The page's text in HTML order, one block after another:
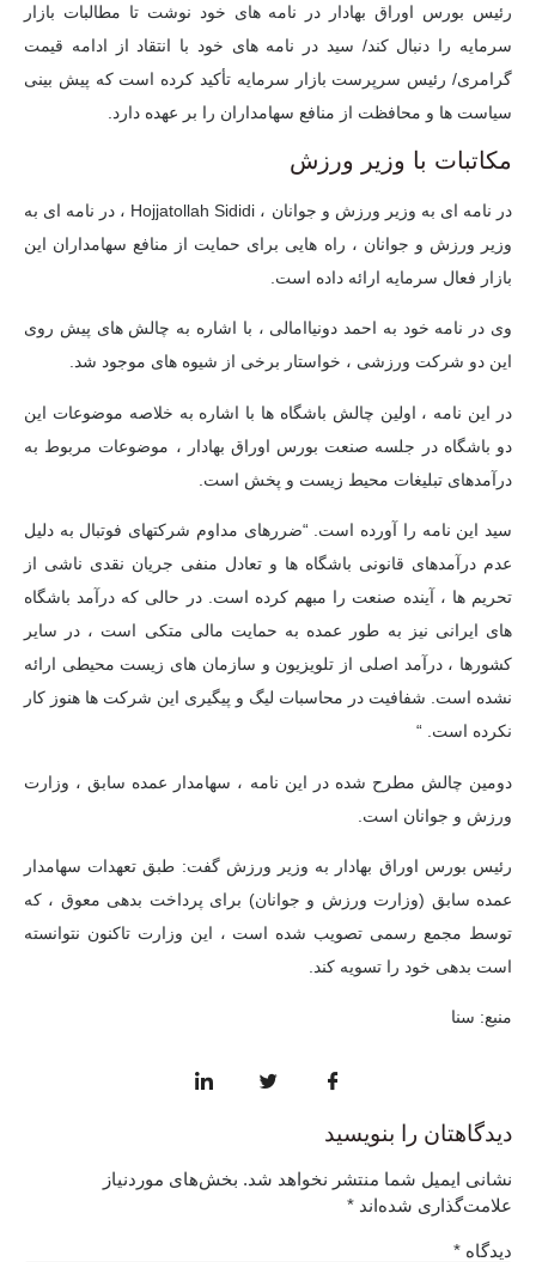
رئیس بورس اوراق بهادار در نامه های خود نوشت تا مطالبات بازار
سرمایه را دنبال کند/ سید در نامه های خود با انتقاد از ادامه قیمت
گرامری/ رئیس سرپرست بازار سرمایه تأکید کرده است که پیش بینی
سیاست ها و محافظت از منافع سهامداران را بر عهده دارد.
مکاتبات با وزیر ورزش
در نامه ای به وزیر ورزش و جوانان ، Hojjatollah Sididi ، در نامه ای به
وزیر ورزش و جوانان ، راه هایی برای حمایت از منافع سهامداران این
بازار فعال سرمایه ارائه داده است.
وی در نامه خود به احمد دونیاامالی ، با اشاره به چالش های پیش روی
این دو شرکت ورزشی ، خواستار برخی از شیوه های موجود شد.
در این نامه ، اولین چالش باشگاه ها با اشاره به خلاصه موضوعات این
دو باشگاه در جلسه صنعت بورس اوراق بهادار ، موضوعات مربوط به
درآمدهای تبلیغات محیط زیست و پخش است.
سید این نامه را آورده است. “ضررهای مداوم شرکتهای فوتبال به دلیل
عدم درآمدهای قانونی باشگاه ها و تعادل منفی جریان نقدی ناشی از
تحریم ها ، آینده صنعت را مبهم کرده است. در حالی که درآمد باشگاه
های ایرانی نیز به طور عمده به حمایت مالی متکی است ، در سایر
کشورها ، درآمد اصلی از تلویزیون و سازمان های زیست محیطی ارائه
نشده است. شفافیت در محاسبات لیگ و پیگیری این شرکت ها هنوز کار
نکرده است. “
دومین چالش مطرح شده در این نامه ، سهامدار عمده سابق ، وزارت
ورزش و جوانان است.
رئیس بورس اوراق بهادار به وزیر ورزش گفت: طبق تعهدات سهامدار
عمده سابق (وزارت ورزش و جوانان) برای پرداخت بدهی معوق ، که
توسط مجمع رسمی تصویب شده است ، این وزارت تاکنون نتوانسته
است بدهی خود را تسویه کند.
منبع: سنا
دیدگاهتان را بنویسید
نشانی ایمیل شما منتشر نخواهد شد. بخش‌های موردنیاز
علامت‌گذاری شده‌اند *
دیدگاه *